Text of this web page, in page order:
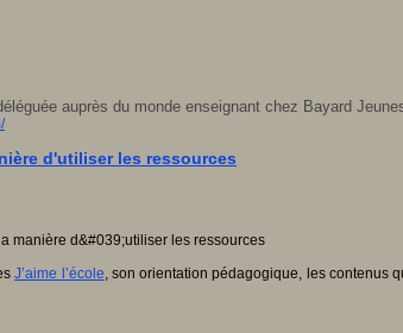
auprès du monde enseignant chez Bayard
d'utiliser les ressources
J’aime l’école, son orientation pédagogique, les contenus